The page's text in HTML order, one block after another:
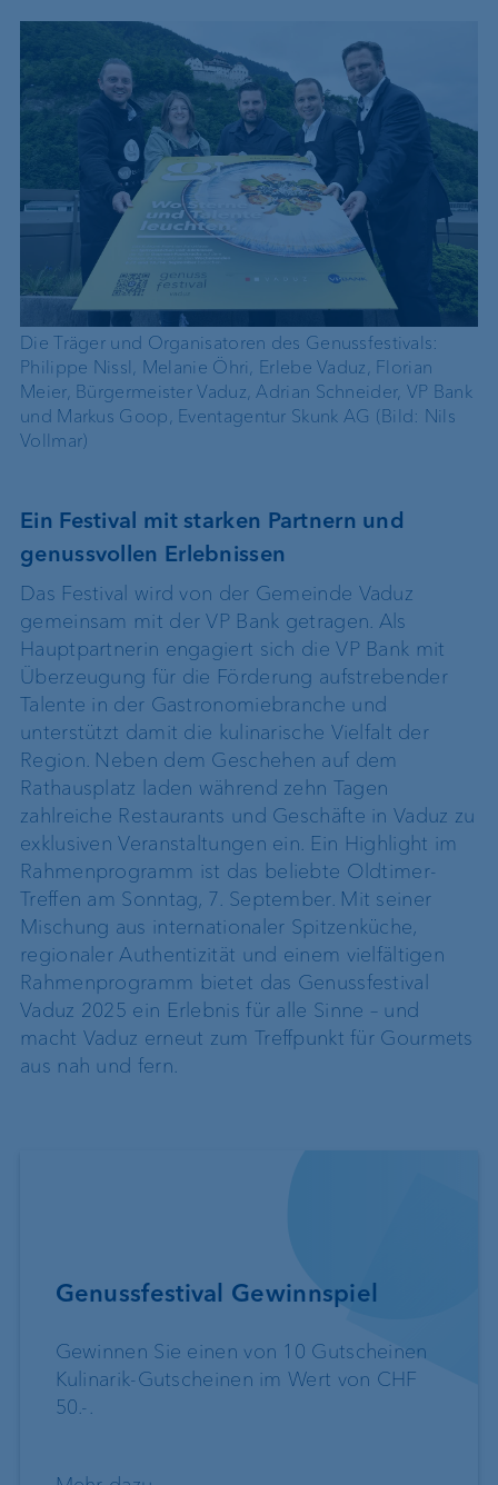
Die Träger und Organisatoren des Genussfestivals:
Philippe Nissl, Melanie Öhri, Erlebe Vaduz, Florian
Meier, Bürgermeister Vaduz, Adrian Schneider, VP Bank
und Markus Goop, Eventagentur Skunk AG (Bild: Nils
Vollmar)
Ein Festival mit starken Partnern und
genussvollen Erlebnissen
Das Festival wird von der Gemeinde Vaduz
gemeinsam mit der VP Bank getragen. Als
Hauptpartnerin engagiert sich die VP Bank mit
Überzeugung für die Förderung aufstrebender
Talente in der Gastronomiebranche und
unterstützt damit die kulinarische Vielfalt der
Region. Neben dem Geschehen auf dem
Rathausplatz laden während zehn Tagen
zahlreiche Restaurants und Geschäfte in Vaduz zu
exklusiven Veranstaltungen ein. Ein Highlight im
Rahmenprogramm ist das beliebte Oldtimer-
Treffen am Sonntag, 7. September. Mit seiner
Mischung aus internationaler Spitzenküche,
regionaler Authentizität und einem vielfältigen
Rahmenprogramm bietet das Genussfestival
Vaduz 2025 ein Erlebnis für alle Sinne – und
macht Vaduz erneut zum Treffpunkt für Gourmets
aus nah und fern.
Genussfestival Gewinnspiel
Gewinnen Sie einen von 10 Gutscheinen
Kulinarik-Gutscheinen im Wert von CHF
50.-.